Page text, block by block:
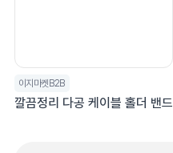
이지마켓B2B
깔끔정리 다공 케이블 홀더 밴드